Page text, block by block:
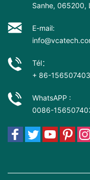
Sanhe, 065200,
E-mail:
Tél：
+ 86-
WhatsAPP :
0086-